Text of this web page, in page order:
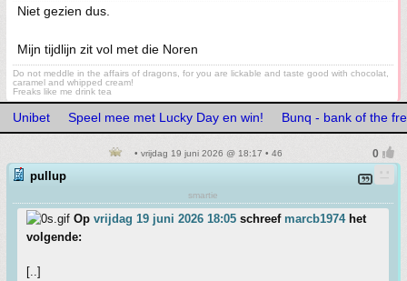
Niet gezien dus.
Mijn tijdlijn zit vol met die Noren
Do not meddle in the affairs of dragons, for you are lickable and taste good with chocolat,
caramel and whipped cream!
Freaks like me drink tea
Unibet Speel mee met Lucky Day en win! Bunq - bank of the
• vrijdag 19 juni 2026 @ 18:17 • 46
pullup
smartie
Op vrijdag 19 juni 2026 18:05 schreef marcb1974het
volgende:
[..]